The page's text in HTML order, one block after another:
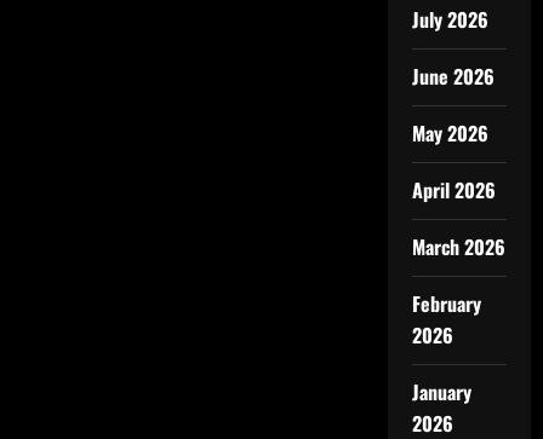
July 2026
June 2026
May 2026
April 2026
March 2026
February
2026
January
2026